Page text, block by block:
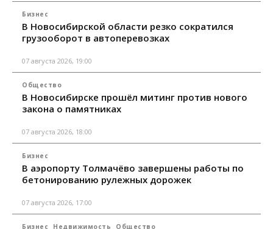
Бизнес
В Новосибирской области резко сократился
грузооборот в автоперевозках
07 августа 2026, 19:00
Общество
В Новосибирске прошёл митинг против нового
закона о памятниках
07 августа 2026, 18:00
Бизнес
В аэропорту Толмачёво завершены работы по
бетонированию рулежных дорожек
07 августа 2026, 17:00
Бизнес Недвижимость Общество